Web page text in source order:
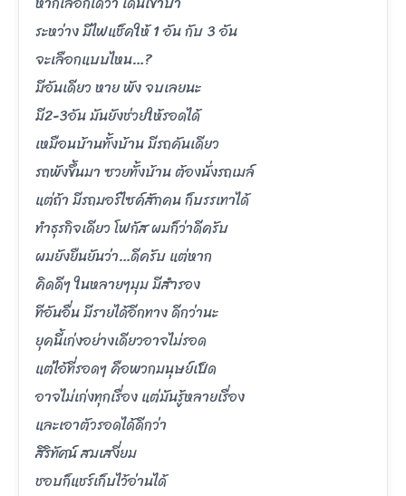
ระหว่าง มีไฟแช็คให้ 1 อัน กับ 3 อัน
จะเลือกแบบไหน…?
มีอันเดียว หาย พัง จบเลยนะ
มี2-3อัน มันยังช่วยให้รอดได้
เหมือนบ้านทั้งบ้าน มีรถคันเดียว
รถพังขึ้นมา ซวยทั้งบ้าน ต้องนั่งรถเมล์
แต่ถ้า มีรถมอร์ไซค์สักคน ก็บรรเทาได้
ทำธุรกิจเดียว โฟกัส ผมก็ว่าดีครับ
ผมยังยืนยันว่า…ดีครับ แต่หาก
คิดดีๆ ในหลายๆมุม มีสำรอง
ทีอันอื่น มีรายได้อีกทาง ดีกว่านะ
ยุคนี้เก่งอย่างเดียวอาจไม่รอด
แต่ไอ้ที่รอดๆ คือพวกมนุษย์เป็ด
อาจไม่เก่งทุกเรื่อง แต่มันรู้หลายเรื่อง
และเอาตัวรอดได้ดีกว่า
สิริทัศน์ สมเสงี่ยม
ชอบก็แชร์เก็บไว้อ่านได้